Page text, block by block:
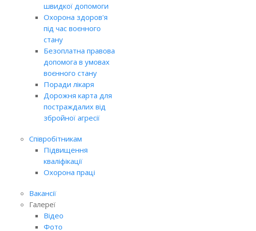
швидкої допомоги
Охорона здоров'я
під час воєнного
стану
Безоплатна правова
допомога в умовах
воєнного стану
Поради лікаря
Дорожня карта для
постраждалих від
збройної агресії
Співробітникам
Підвищення
кваліфікації
Охорона праці
Вакансії
Галереї
Відео
Фото